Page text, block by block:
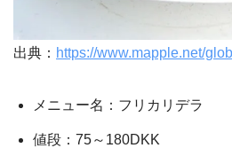
出典： https://www.mapple.net/
メニュー名：フリカリデラ
値段：75～180DKK